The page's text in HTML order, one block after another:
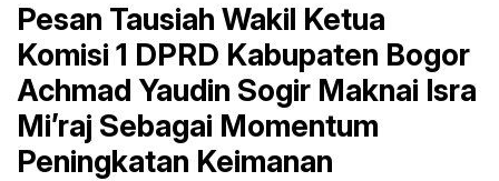
Pesan Tausiah Wakil Ketua
Komisi 1 DPRD Kabupaten Bogor
Achmad Yaudin Sogir Maknai Isra
Mi’raj Sebagai Momentum
Peningkatan Keimanan